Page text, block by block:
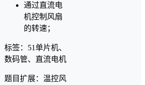
通过直流电
机控制风扇
的转速；
标签：51单片机、
数码管、直流电机
题目扩展：温控风